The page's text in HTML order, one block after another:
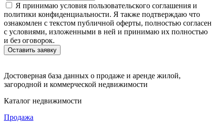
Я принимаю условия пользовательского соглашения и
политики конфиденциальности. Я также подтверждаю что
ознакомлен с текстом публичной оферты, полностью согласен
с условиями, изложенными в ней и принимаю их полностью
и без оговорок.
Достоверная база данных о продаже и аренде жилой,
загородной и коммерческой недвижимости
Каталог недвижимости
Продажа